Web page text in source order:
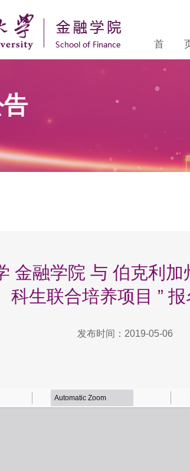
首
金融学院 与 伯克利
科生联合培养项目 ”
发布时间：2019-05-06